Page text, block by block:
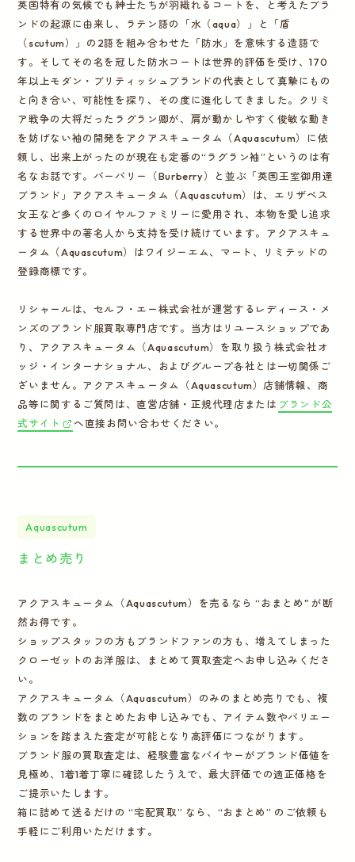
英国特有の気候でも紳士たちが羽織れるコートを、と考えたブラ
ンドの起源に由来し、ラテン語の「水（aqua）」と「盾
（scutum）」の2語を組み合わせた「防水」を意味する造語で
す。そしてその名を冠した防水コートは世界的評価を受け、170
年以上モダン・ブリティッシュブランドの代表として真摯にもの
と向き合い、可能性を探り、その度に進化してきました。クリミ
ア戦争の大将だったラグラン卿が、肩が動かしやすく俊敏な動き
を妨げない袖の開発をアクアスキュータム（Aquascutum）に依
頼し、出来上がったのが現在も定番の“ラグラン袖”というのは有
名なお話です。バーバリー（Burberry）と並ぶ「英国王室御用達
ブランド」アクアスキュータム（Aquascutum）は、エリザベス
女王など多くのロイヤルファミリーに愛用され、本物を愛し追求
する世界中の著名人から支持を受け続けています。アクアスキュ
ータム（Aquascutum）はワイジーエム、マート、リミテッドの
登録商標です。
リシャールは、セルフ・エー株式会社が運営するレディース・メ
ンズのブランド服買取専門店です。当方はリユースショップであ
り、アクアスキュータム（Aquascutum）を取り扱う株式会社オ
ッジ・インターナショナル、およびグループ各社とは一切関係ご
ざいません。アクアスキュータム（Aquascutum）店舗情報、商
品等に関するご質問は、直営店舗・正規代理店または ブランド公
式サイト
へ直接お問い合わせください。
Aquascutum
まとめ売り
アクアスキュータム（Aquascutum）を売るなら “おまとめ" が断
然お得です。
ショップスタッフの方もブランドファンの方も、増えてしまった
クローゼットのお洋服は、まとめて買取査定へお申し込みくださ
い。
アクアスキュータム（Aquascutum）のみのまとめ売りでも、複
数のブランドをまとめたお申し込みでも、アイテム数やバリエー
ションを踏まえた査定が可能となり高評価につながります。
ブランド服の買取査定は、経験豊富なバイヤーがブランド価値を
見極め、1着1着丁寧に確認したうえで、最大評価での適正価格を
ご提示いたします。
箱に詰めて送るだけの “宅配買取” なら、“おまとめ” のご依頼も
手軽にご利用いただけます。